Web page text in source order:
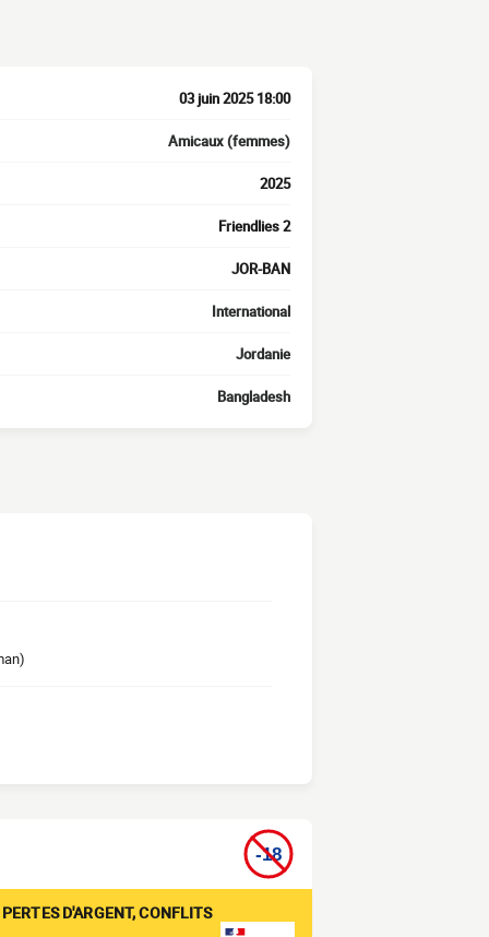
03 juin 2025 18:00
Amicaux (femmes)
2025
Friendlies 2
JOR-BAN
International
Jordanie
Bangladesh
D'ARGENT, CONFLITS